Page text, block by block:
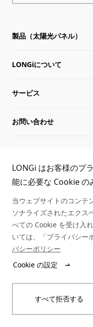
製品（太陽光パネル）
太陽電池モジュール
Hi-MO X10
Hi-MO 7
LONGiについて
LONGiについて
沿革
役員一覧
持続可能な発展
キャリア
ニュース
サービス
ダウンロード
シリアル番号照会
アフターサービス
お問い合わせ
取扱商社一覧
03-
法的事項 個人
行動規範
LONGi はお客様のプ
能に必要な Cookie の
当ウェブサイトのコンテ
ソナライズされたエクス
べての Cookie を受け入
いては、「プライバシー
バシーポリシー
Cookie の設定
すべて拒否する